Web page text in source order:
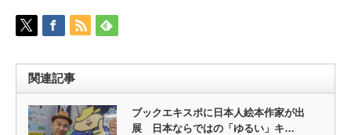
関連記事
ブックエキスポに日本人絵本作家が出
展 日本ならではの「ゆるい」キ…